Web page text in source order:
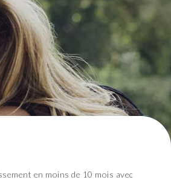
en moins de 10 mois avec